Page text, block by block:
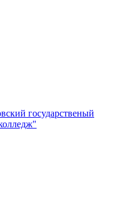
государственый